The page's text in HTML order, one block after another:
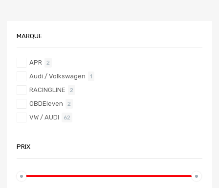
MARQUE
APR 2
Audi / Volkswagen 1
RACINGLINE 2
OBDEleven 2
VW / AUDI 62
PRIX